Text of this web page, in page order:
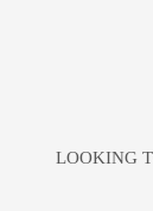
LOOKING